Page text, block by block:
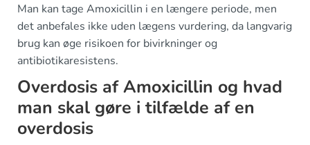
Man kan tage Amoxicillin i en længere periode, men
det anbefales ikke uden lægens vurdering, da langvarig
brug kan øge risikoen for bivirkninger og
antibiotikaresistens.
Overdosis af Amoxicillin og hvad
man skal gøre i tilfælde af en
overdosis